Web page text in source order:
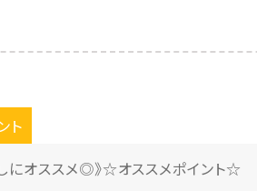
ト
オススメ◎》☆オススメポイント☆